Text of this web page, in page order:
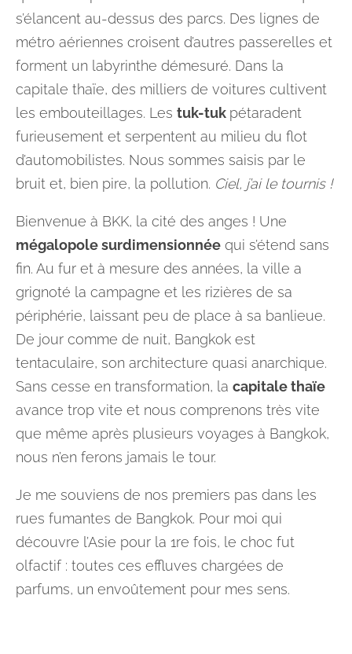
s’élancent au-dessus des parcs. Des lignes de
métro aériennes croisent d’autres passerelles et
forment un labyrinthe démesuré. Dans la
capitale thaïe, des milliers de voitures cultivent
les embouteillages. Les tuk-tuk pétaradent
furieusement et serpentent au milieu du flot
d’automobilistes. Nous sommes saisis par le
bruit et, bien pire, la pollution. Ciel, j’ai le tournis !
Bienvenue à BKK, la cité des anges ! Une
mégalopole surdimensionnée qui s’étend sans
fin. Au fur et à mesure des années, la ville a
grignoté la campagne et les rizières de sa
périphérie, laissant peu de place à sa banlieue.
De jour comme de nuit, Bangkok est
tentaculaire, son architecture quasi anarchique.
Sans cesse en transformation, la capitale thaïe
avance trop vite et nous comprenons très vite
que même après plusieurs voyages à Bangkok,
nous n’en ferons jamais le tour.
Je me souviens de nos premiers pas dans les
rues fumantes de Bangkok. Pour moi qui
découvre l’Asie pour la 1re fois, le choc fut
olfactif : toutes ces effluves chargées de
parfums, un envoûtement pour mes sens.